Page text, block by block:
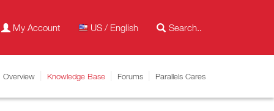
My Account US / English
Overview Knowledge Base Forums Parallels Cares